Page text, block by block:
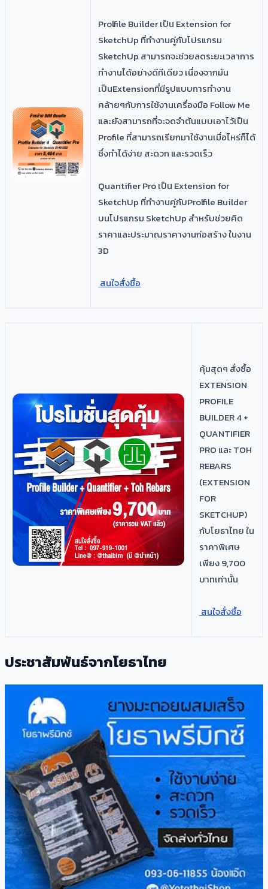
​Prolfile Builderเป็น Extension for
SketchUp ที่ทำงานคู่กับโปรแกรม
SketchUp สามารถจะช่วยลดระยะเวลาการ
ทำงานได้อย่างดีทีเดียว เนื่องจากมัน
เป็นExtensionที่มีรูปแบบการทำงาน
คล้ายๆกับการใช้งานเครื่องมือ Follow Me
และยังสามารถที่จะจดจำต้นแบบเอาไว้เป็น
Profile ที่สามารถเรียกมาใช้งานเมื่อไหร่ก็ได้
ซึ่งทำได้ง่าย สะดวก และรวดเร็ว
Quantifier Pro เป็น Extension for
SketchUp ที่ทำงานคู่กับProlfile Builder
บนโปรแกรม SketchUp สำหรับช่วยคิด
ราคาและประมาณราคางานก่อสร้าง ในงาน
3D
สนใจสั่งซื้อ
คุ้มสุดๆ สั่งซื้อ
EXTENSION
PROFILE
BUILDER 4 +
QUANTIFIER
PRO และ TOH
REBARS
(EXTENSION
FOR
SKETCHUP)
กับโยธาไทย ใน
ราคาพิเศษ
เพียง 9,700
บาทเท่านั้น
สนใจสั่งซื้อ
ประชาสัมพันธ์จากโยธาไทย